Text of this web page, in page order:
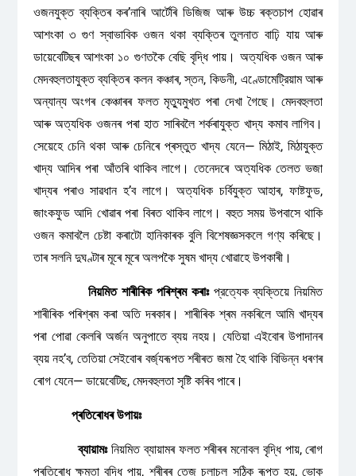
ওজনযুক্ত ব্যক্তিৰ কৰ’নাৰি আৰ্টেৰি ডিজিজ আৰু উচ্চ ৰক্তচাপ হোৱাৰ
আশংকা ৩ গুণ স্বাভাবিক ওজন থকা ব্যক্তিৰ তুলনাত বাঢ়ি যায় আৰু
ডায়েবেটিছৰ আশংকা ১০ গুণতকৈ বেছি বৃদ্ধি পায়। অত্যধিক ওজন আৰু
মেদবহুলতাযুক্ত ব্যক্তিৰ কলন কঞ্চাৰ, স্তন, কিডনী, এণ্ডোমেট্রিয়াম আৰু
অন্যান্য অংগৰ কেঞ্চাৰৰ ফলত মৃত্যুমুখত পৰা দেখা গৈছে। মেদবহুলতা
আৰু অত্যধিক ওজনৰ পৰা হাত সাৰিবলৈ শৰ্কৰাযুক্ত খাদ্য কমাব লাগিব।
সেয়েহে চেনি থকা আৰু চেনিৰে প্ৰস্তুত খাদ্য যেনে— মিঠাই, মিঠাযুক্ত
খাদ্য আদিৰ পৰা আঁতৰি থাকিব লাগে। তেনেদৰে অত্যধিক তেলত ভজা
খাদ্যৰ পৰাও সাৱধান হ’ব লাগে। অত্যধিক চর্বিযুক্ত আহাৰ, ফাষ্টফুড,
জাংকফুড আদি খোৱাৰ পৰা বিৰত থাকিব লাগে। বহুত সময় উপবাসে থাকি
ওজন কমাবলৈ চেষ্টা কৰাটো হানিকাৰক বুলি বিশেষজ্ঞসকলে গণ্য কৰিছে।
তাৰ সলনি দুঘণ্টাৰ মূৰে মূৰে অলপকৈ সুষম খাদ্য খোৱাহে উপকাৰী।
নিয়মিতশাৰীৰিকপৰিশ্ৰম কৰাঃপ্রত্যেক ব্যক্তিয়ে নিয়মিত
শাৰীৰিক পৰিশ্ৰম কৰা অতি দৰকাৰ। শাৰীৰিক শ্ৰম নকৰিলে আমি খাদ্যৰ
পৰা পোৱা কেলৰি অৰ্জন অনুপাতে ব্যয় নহয়। যেতিয়া এইবোৰ উপাদানৰ
ব্যয় নহ’ব, তেতিয়া সেইবোৰ বৰ্জ্যৰূপত শৰীৰত জমা হৈ থাকি বিভিন্ন ধৰণৰ
ৰোগ যেনে— ডায়েবেটিছ, মেদবহুলতা সৃষ্টি কৰিব পাৰে।
প্ৰতিৰোধৰউপায়ঃ
ব্যায়ামঃনিয়মিত ব্যায়ামৰ ফলত শৰীৰৰ মনোবল বৃদ্ধি পায়, ৰোগ
প্ৰতিৰোধ ক্ষমতা বৃদ্ধি পায়, শৰীৰৰ তেজ চলাচল সঠিক ৰূপত হয়, ভোক